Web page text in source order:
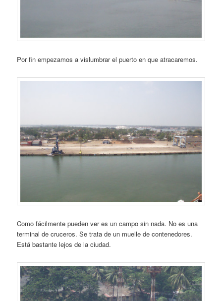
Por fin empezamos a vislumbrar el puerto en que atracaremos.
Como fácilmente pueden ver es un campo sin nada. No es una
terminal de cruceros. Se trata de un muelle de contenedores.
Está bastante lejos de la ciudad.